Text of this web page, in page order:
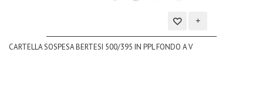
Aggiungi
alla
CARTELLA SOSPESA BERTESI 500/395 IN PPL FONDO A V